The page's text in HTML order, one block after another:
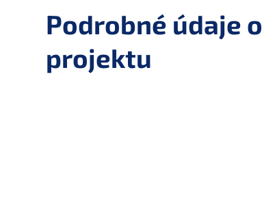
Podrobné údaje o
projektu